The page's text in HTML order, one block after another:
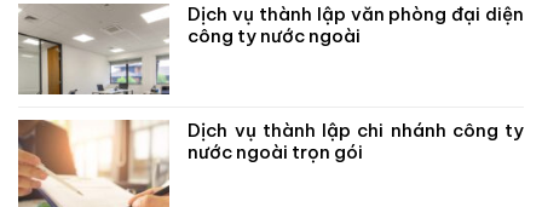
Dịch vụ thành lập văn phòng đại diện
công ty nước ngoài
Dịch vụ thành lập chi nhánh công ty
nước ngoài trọn gói